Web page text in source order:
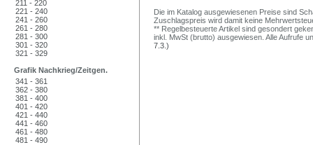
211 - 220
221 - 240
241 - 260
261 - 280
281 - 300
301 - 320
321 - 329
Grafik Nachkrieg/Zeitgen.
341 - 361
362 - 380
381 - 400
401 - 420
421 - 440
441 - 460
461 - 480
481 - 490
Die im Katalog ausgewiesenen Preise sind
Zuschlagspreis wird damit keine
** Regelbesteuerte Artikel sind gesondert
inkl. MwSt (brutto) ausgewiesen. Alle Aufrufe
7.3.)